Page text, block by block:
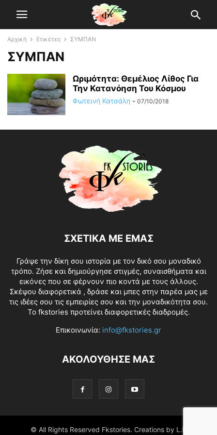
Αρχική Ετικέτες ΣΥΜΠΑΝ
ΣΥΜΠΑΝ
Ωριμότητα: Θεμέλιος Λίθος Για
Την Κατανόηση Του Κόσμου
Φωτεινή Κατσάλη - 07/10/2018
ΣΧΕΤΙΚΑ ΜΕ ΕΜΑΣ
Γράψε την δίκη σου ιστορία με τον δικό σου μοναδικό
τρόπο. Ζήσε και δημιούργησε στιγμές, συναισθήματα και
εικόνες που σε φέρνουν πιο κοντά με τους άλλους.
Σκέψου διαφορετικά , δράσε και μπες στην παρέα μας με
τις ιδέες σου τις εμπειρίες σου και την μοναδικότητα σου.
Το fkstories προτείνει διαφορετικές διαδρομές.
Επικοινωνία: info@fkstories.gr
ΑΚΟΛΟΥΘΗΣΕ ΜΑΣ
© All Rights Reserved Fkstories. Creations by L.K